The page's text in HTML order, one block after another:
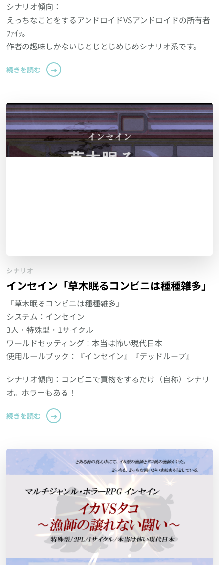
シナリオ傾向：
えっちなことをするアンドロイドVSアンドロイドの所有者
ﾌｧｲｯ。
作者の趣味しかないじとじとじめじめシナリオ系です。
続きを読む
シナリオ
インセイン「草木眠るコンビニは種種雑多」
「草木眠るコンビニは種種雑多」
システム：インセイン
3人・特殊型・1サイクル
ワールドセッティング：本当は怖い現代日本
使用ルールブック：『インセイン』『デッドループ』
シナリオ傾向：コンビニで買物をするだけ（自称）シナリ
オ。ホラーもある！
続きを読む